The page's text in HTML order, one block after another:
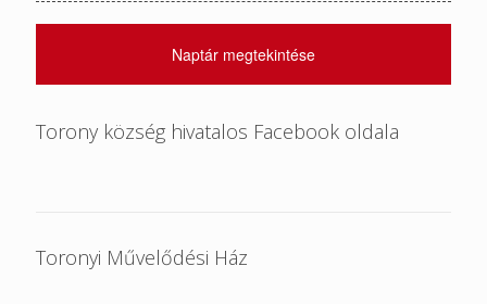
Naptár megtekintése
Torony község hivatalos Facebook oldala
Toronyi Művelődési Ház